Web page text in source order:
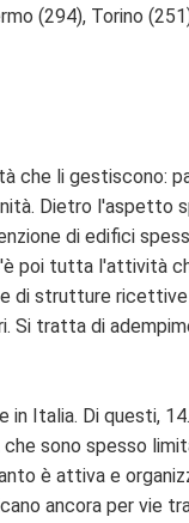
(294), Torino
li gestiscono:
Dietro
di edifici
poi tutta l'attività
di strutture
Si tratta di
Italia. Di questi,
sono spesso
è attiva e
ancora per vie